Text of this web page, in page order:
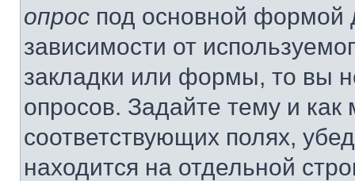
опрос под основной формой
зависимости от
закладки или формы, то вы
опросов. Задайте тему и
соответствующих полях,
находится на отдельной